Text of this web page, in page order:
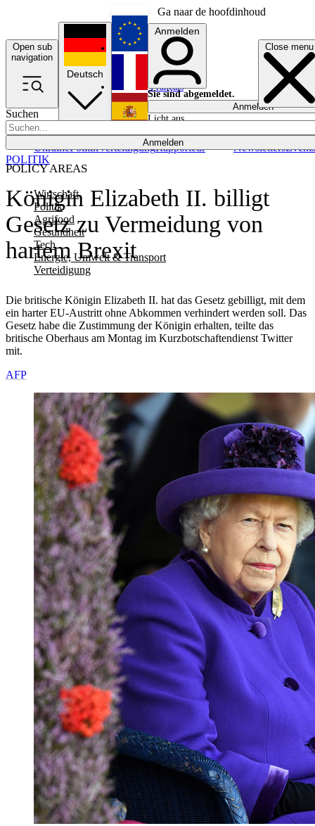
Ga naar de hoofdinhoud
Open sub
navigation
Close menu
Suchen
Anmelden
POLICY AREAS
Wirtschaft
Politik
Agrifood
Gesundheit
Tech
Energie, Umwelt & Transport
Verteidigung
UkrainePolitikVerteidigungRapporteur NewslettersEvents
Deutsch
English
Français
Anmelden
Sie sind abgemeldet.
Anmelden
Licht aus
Königin Elizabeth II. billigt
Gesetz zu Vermeidung von
hartem Brexit
Die britische Königin Elizabeth II. hat das Gesetz gebilligt, mit dem
ein harter EU-Austritt ohne Abkommen verhindert werden soll. Das
Gesetz habe die Zustimmung der Königin erhalten, teilte das
britische Oberhaus am Montag im Kurzbotschaftendienst Twitter
mit.
POLITIK
AFP